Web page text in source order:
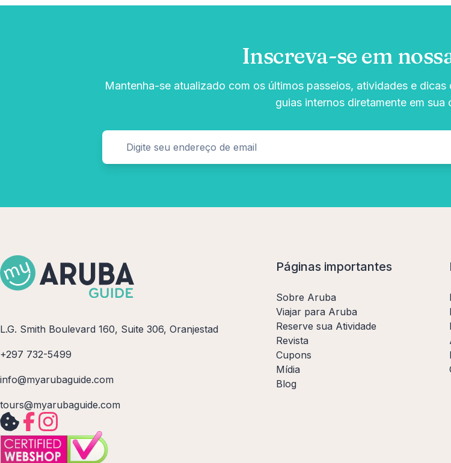
Inscreva-se em
Mantenha-se atualizado com os últimos passeios, atividades e
guias internos diretamente em sua
L.G. Smith Boulevard 160, Suite 306, Oranjestad
+297 732-5499
info@myarubaguide.com
tours@myarubaguide.com
Páginas importantes
Sobre Aruba
Viajar para Aruba
Reserve sua Atividade
Revista
Cupons
Mídia
Blog